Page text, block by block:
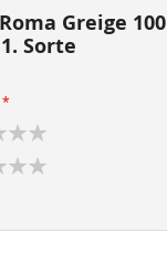
Greige
Sorte